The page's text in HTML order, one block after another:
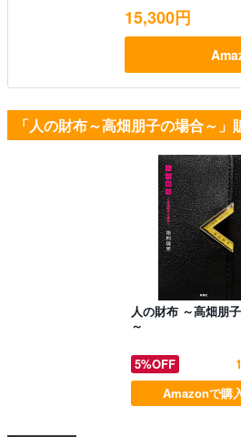
15,300円
「人の財布～高畑朋子の場合～」
人の財布 ～高畑朋
～
5%OFF
Amazonで購